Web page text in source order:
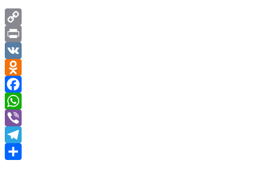
Copy
Link
Print
VK
Odnoklassniki
Facebook
WhatsApp
Viber
Telegram